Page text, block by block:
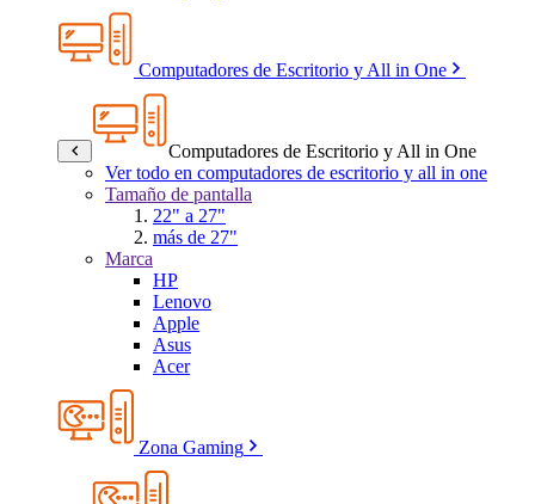
Computadores de Escritorio y All in One
Computadores de Escritorio y All in One
Ver todo en computadores de escritorio y all in one
Tamaño de pantalla
22" a 27"
más de 27"
Marca
HP
Lenovo
Apple
Asus
Acer
Zona Gaming